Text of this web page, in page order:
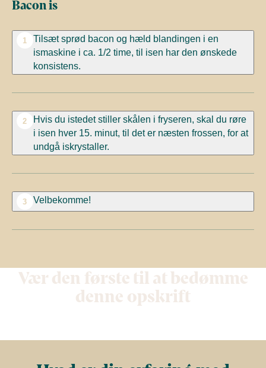
Bacon is
1
Tilsæt sprød bacon og hæld blandingen i en
ismaskine i ca. 1/2 time, til isen har den ønskede
konsistens.
2
Hvis du istedet stiller skålen i fryseren, skal du røre
i isen hver 15. minut, til det er næsten frossen, for at
undgå iskrystaller.
3 Velbekomme!
Vær den første til at bedømme
denne opskrift